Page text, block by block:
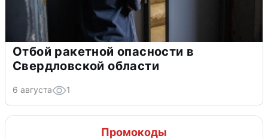
Отбой ракетной опасности в
Свердловской области
6 августа 1
Промокоды